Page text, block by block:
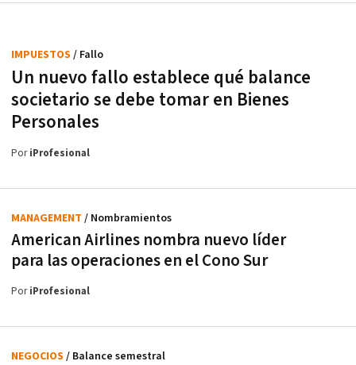
Un nuevo fallo establece qué balance
societario se debe tomar en Bienes
Personales
IMPUESTOS / Fallo
PoriProfesional
American Airlines nombra nuevo líder
para las operaciones en el Cono Sur
MANAGEMENT / Nombramientos
PoriProfesional
NEGOCIOS / Balance semestral